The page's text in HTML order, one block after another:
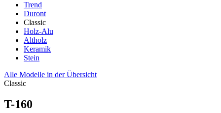
Trend
Duront
Classic
Holz-Alu
Altholz
Keramik
Stein
Alle Modelle in der Übersicht
Classic
T-160